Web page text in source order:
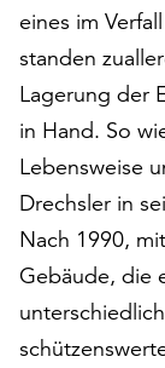
eines im
standen
Lagerung der
in Hand. So
Lebensweise
Drechsler in
Nach 1990,
Gebäude, die